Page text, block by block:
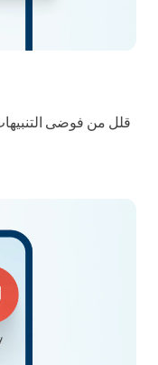
قلل من فوضى